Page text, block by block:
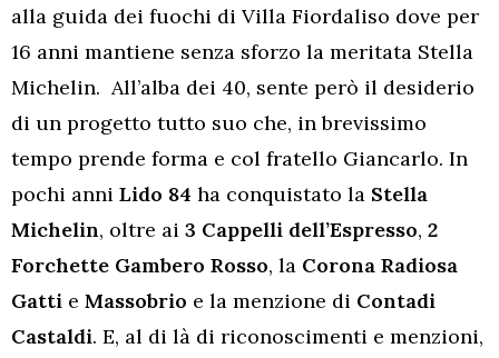
alla guida dei fuochi di Villa Fiordaliso dove per
16 anni mantiene senza sforzo la meritata Stella
Michelin. All’alba dei 40, sente però il desiderio
di un progetto tutto suo che, in brevissimo
tempo prende forma e col fratello Giancarlo. In
pochi anni Lido 84 ha conquistato la Stella
Michelin, oltre ai 3 Cappelli dell’Espresso, 2
Forchette Gambero Rosso, la Corona Radiosa
Gatti e Massobrio e la menzione di Contadi
Castaldi. E, al di là di riconoscimenti e menzioni,